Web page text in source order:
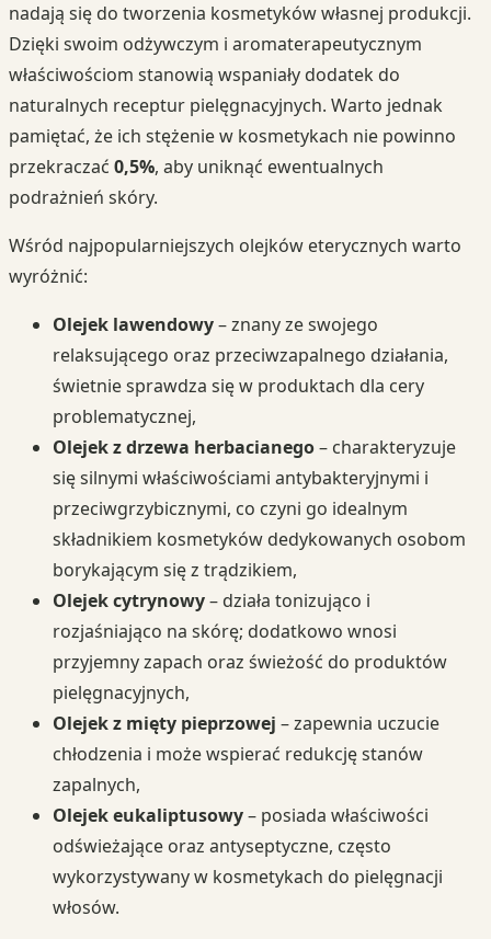
nadają się do tworzenia kosmetyków własnej produkcji.
Dzięki swoim odżywczym i aromaterapeutycznym
właściwościom stanowią wspaniały dodatek do
naturalnych receptur pielęgnacyjnych. Warto jednak
pamiętać, że ich stężenie w kosmetykach nie powinno
przekraczać 0,5%, aby uniknąć ewentualnych
podrażnień skóry.
Wśród najpopularniejszych olejków eterycznych warto
wyróżnić:
Olejek lawendowy– znany ze swojego
relaksującego oraz przeciwzapalnego działania,
świetnie sprawdza się w produktach dla cery
problematycznej,
Olejek z drzewa herbacianego– charakteryzuje
się silnymi właściwościami antybakteryjnymi i
przeciwgrzybicznymi, co czyni go idealnym
składnikiem kosmetyków dedykowanych osobom
borykającym się z trądzikiem,
Olejek cytrynowy– działa tonizująco i
rozjaśniająco na skórę; dodatkowo wnosi
przyjemny zapach oraz świeżość do produktów
pielęgnacyjnych,
Olejek z mięty pieprzowej – zapewnia uczucie
chłodzenia i może wspierać redukcję stanów
zapalnych,
Olejek eukaliptusowy– posiada właściwości
odświeżające oraz antyseptyczne, często
wykorzystywany w kosmetykach do pielęgnacji
włosów.